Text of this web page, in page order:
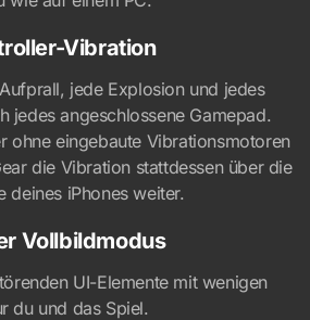
Vibration
jede Explosion und jedes
jedes angeschlossene Gamepad.
ohne eingebaute Vibrationsmotoren
die Vibration stattdessen über die
deines iPhones weiter.
Vollbildmodus
UI-Elemente mit wenigen
du und das Spiel.